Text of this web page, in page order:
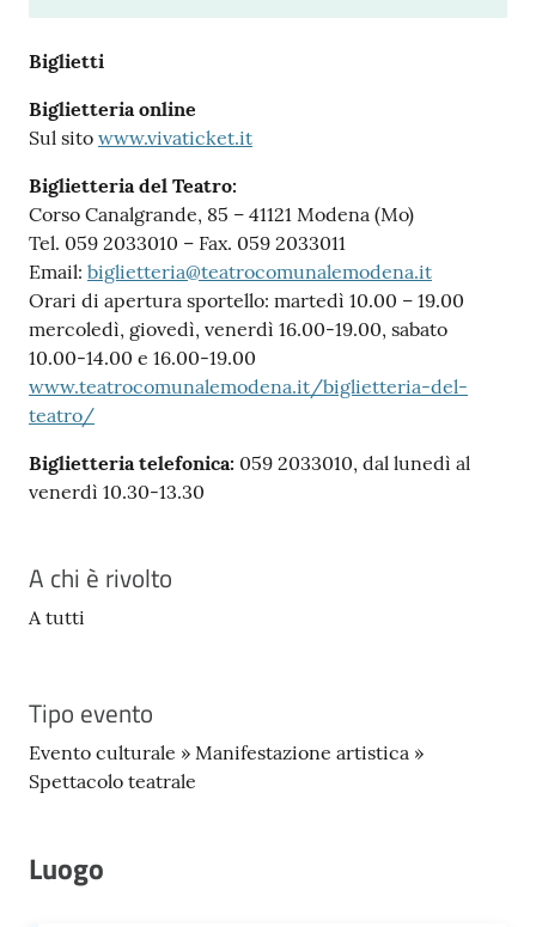
Biglietti
Biglietteria online
Sul sito www.vivaticket.it
Biglietteria del Teatro:
Corso Canalgrande, 85 – 41121 Modena (Mo)
Tel. 059 2033010 – Fax. 059 2033011
Email: biglietteria@teatrocomunalemodena.it
Orari di apertura sportello: martedì 10.00 – 19.00
mercoledì, giovedì, venerdì 16.00-19.00, sabato
10.00-14.00 e 16.00-19.00
www.teatrocomunalemodena.it/biglietteria-del-
teatro/
Biglietteria telefonica: 059 2033010, dal lunedì al
venerdì 10.30-13.30
A chi è rivolto
A tutti
Tipo evento
Evento culturale » Manifestazione artistica »
Spettacolo teatrale
Luogo